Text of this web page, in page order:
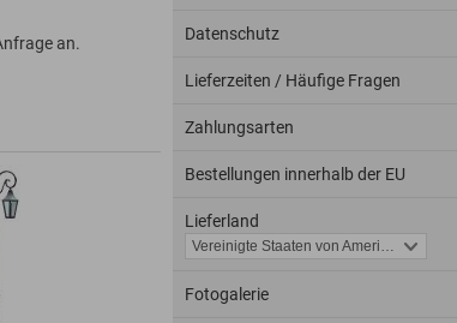
an. Datenschutz
Lieferzeiten / Häufige Fragen
Zahlungsarten
Bestellungen innerhalb der EU
Lieferland
Fotogalerie